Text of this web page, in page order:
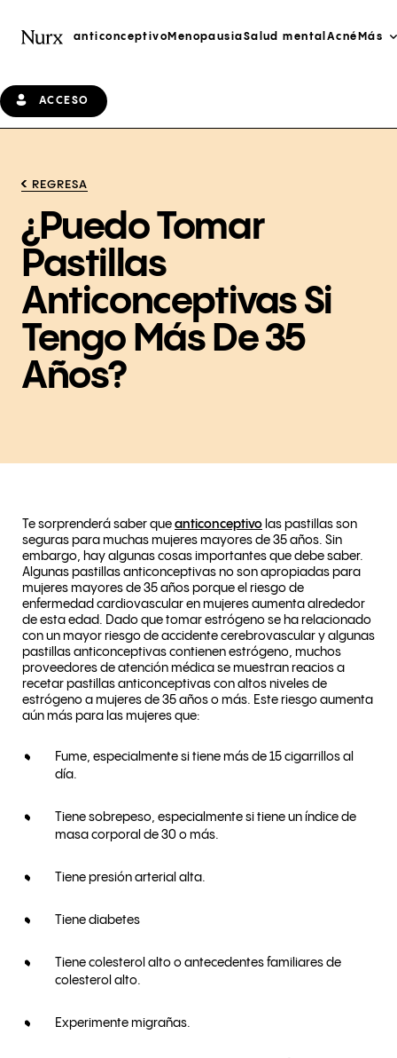
anticonceptivo MenopausiaSalud mental Acné Más
ACCESO
REGRESA
¿Puedo Tomar
Pastillas
Anticonceptivas Si
Tengo Más De 35
Años?
Te sorprenderá saber que anticonceptivo las pastillas son
seguras para muchas mujeres mayores de 35 años. Sin
embargo, hay algunas cosas importantes que debe saber.
Algunas pastillas anticonceptivas no son apropiadas para
mujeres mayores de 35 años porque el riesgo de
enfermedad cardiovascular en mujeres aumenta alrededor
de esta edad. Dado que tomar estrógeno se ha relacionado
con un mayor riesgo de accidente cerebrovascular y algunas
pastillas anticonceptivas contienen estrógeno, muchos
proveedores de atención médica se muestran reacios a
recetar pastillas anticonceptivas con altos niveles de
estrógeno a mujeres de 35 años o más. Este riesgo aumenta
aún más para las mujeres que:
Fume, especialmente si tiene más de 15 cigarrillos al
día.
Tiene sobrepeso, especialmente si tiene un índice de
masa corporal de 30 o más.
Tiene presión arterial alta.
Tiene diabetes
Tiene colesterol alto o antecedentes familiares de
colesterol alto.
Experimente migrañas.